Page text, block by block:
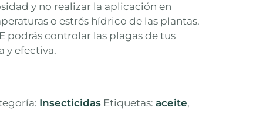
y no realizar la aplicación en
o estrés hídrico de las plantas.
podrás controlar las plagas de tus
y efectiva.
Insecticidas Etiquetas: aceite,